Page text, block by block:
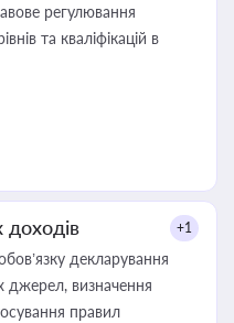
регулювання
та кваліфікацій в
доходів +1
декларування
джерел, визначення
правил